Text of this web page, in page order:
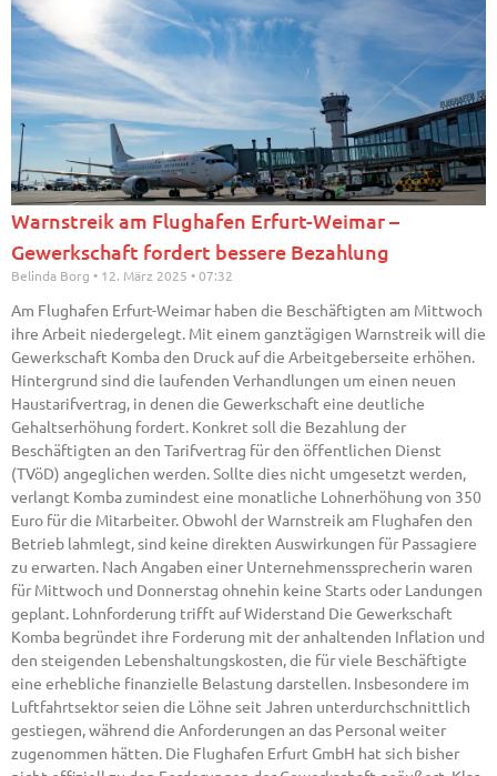
Warnstreik am Flughafen Erfurt-Weimar –
Gewerkschaft fordert bessere Bezahlung
Belinda Borg 12. März 2025 07:32
Am Flughafen Erfurt-Weimar haben die Beschäftigten am Mittwoch
ihre Arbeit niedergelegt. Mit einem ganztägigen Warnstreik will die
Gewerkschaft Komba den Druck auf die Arbeitgeberseite erhöhen.
Hintergrund sind die laufenden Verhandlungen um einen neuen
Haustarifvertrag, in denen die Gewerkschaft eine deutliche
Gehaltserhöhung fordert. Konkret soll die Bezahlung der
Beschäftigten an den Tarifvertrag für den öffentlichen Dienst
(TVöD) angeglichen werden. Sollte dies nicht umgesetzt werden,
verlangt Komba zumindest eine monatliche Lohnerhöhung von 350
Euro für die Mitarbeiter. Obwohl der Warnstreik am Flughafen den
Betrieb lahmlegt, sind keine direkten Auswirkungen für Passagiere
zu erwarten. Nach Angaben einer Unternehmenssprecherin waren
für Mittwoch und Donnerstag ohnehin keine Starts oder Landungen
geplant. Lohnforderung trifft auf Widerstand Die Gewerkschaft
Komba begründet ihre Forderung mit der anhaltenden Inflation und
den steigenden Lebenshaltungskosten, die für viele Beschäftigte
eine erhebliche finanzielle Belastung darstellen. Insbesondere im
Luftfahrtsektor seien die Löhne seit Jahren unterdurchschnittlich
gestiegen, während die Anforderungen an das Personal weiter
zugenommen hätten. Die Flughafen Erfurt GmbH hat sich bisher